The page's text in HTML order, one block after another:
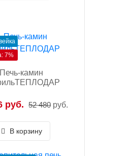
7%
Печь-камин
руб. 52 480 руб.
В корзину